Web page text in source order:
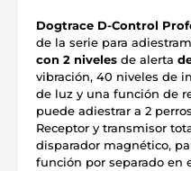
Dogtrace D-Control
de la serie para
con 2 niveles de alerta
vibración, 40 niveles de
de luz y una función de
puede adiestrar a 2
Receptor y transmisor
disparador magnético,
función por separado en